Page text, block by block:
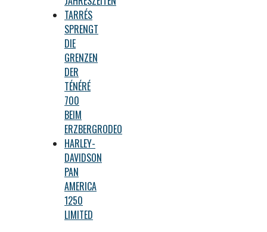
TARRÉS
SPRENGT
DIE
GRENZEN
DER
TÉNÉRÉ
700
BEIM
ERZBERGRODEO
HARLEY-
DAVIDSON
PAN
AMERICA
1250
LIMITED